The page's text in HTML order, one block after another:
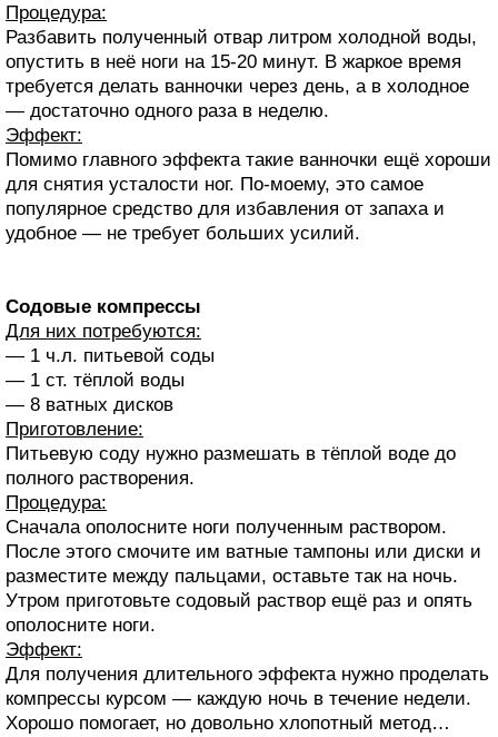
Процедура:
Разбавить полученный отвар литром холодной воды,
опустить в неё ноги на 15-20 минут. В жаркое время
требуется делать ванночки через день, а в холодное
— достаточно одного раза в неделю.
Эффект:
Помимо главного эффекта такие ванночки ещё хороши
для снятия усталости ног. По-моему, это самое
популярное средство для избавления от запаха и
удобное — не требует больших усилий.
Содовые компрессы
Для них потребуются:
— 1 ч.л. питьевой соды
— 1 ст. тёплой воды
— 8 ватных дисков
Приготовление:
Питьевую соду нужно размешать в тёплой воде до
полного растворения.
Процедура:
Сначала ополосните ноги полученным раствором.
После этого смочите им ватные тампоны или диски и
разместите между пальцами, оставьте так на ночь.
Утром приготовьте содовый раствор ещё раз и опять
ополосните ноги.
Эффект:
Для получения длительного эффекта нужно проделать
компрессы курсом — каждую ночь в течение недели.
Хорошо помогает, но довольно хлопотный метод…